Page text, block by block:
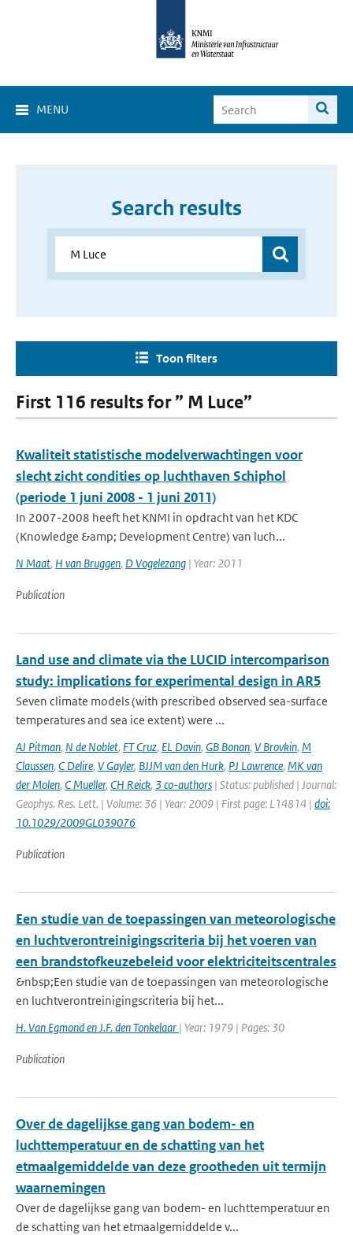
MENU
Search results
Toon filters
First 116 results for ” M Luce”
Kwaliteit statistische modelverwachtingen voor
slecht zicht condities op luchthaven Schiphol
(periode 1 juni 2008 - 1 juni 2011)
In 2007-2008 heeft het KNMI in opdracht van het KDC
(Knowledge &amp; Development Centre) van luch...
N Maat, H van Bruggen, D Vogelezang | Year: 2011
Publication
Land use and climate via the LUCID intercomparison
study: implications for experimental design in AR5
Seven climate models (with prescribed observed sea-surface
temperatures and sea ice extent) were ...
AJ Pitman, N de Noblet, FT Cruz, EL Davin, GB Bonan, V Brovkin, M
Claussen, C Delire, V Gayler, BJJM van den Hurk, PJ Lawrence, MK van
der Molen, C Mueller, CH Reick, 3 co-authors | Status: published | Journal:
Geophys. Res. Lett. | Volume: 36 | Year: 2009 | First page: L14814 | doi:
10.1029/2009GL039076
Publication
Een studie van de toepassingen van meteorologische
en luchtverontreinigingscriteria bij het voeren van
een brandstofkeuzebeleid voor elektriciteitscentrales
&nbsp;Een studie van de toepassingen van meteorologische
en luchtverontreinigingscriteria bij het...
H. Van Egmond en J.F. den Tonkelaar | Year: 1979 | Pages: 30
Publication
Over de dagelijkse gang van bodem- en
luchttemperatuur en de schatting van het
etmaalgemiddelde van deze grootheden uit termijn
waarnemingen
Over de dagelijkse gang van bodem- en luchttemperatuur en
de schatting van het etmaalgemiddelde v...